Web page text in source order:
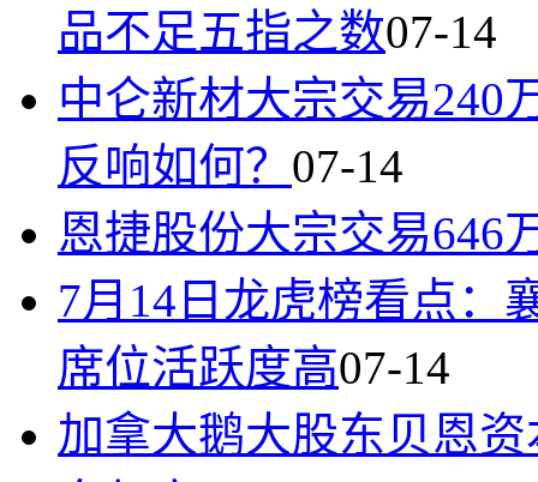
品不足五指之数07-14
中仑新材大宗交易240
反响如何？ 07-14
恩捷股份大宗交易646
7月14日龙虎榜看点：
席位活跃度高07-14
加拿大鹅大股东贝恩